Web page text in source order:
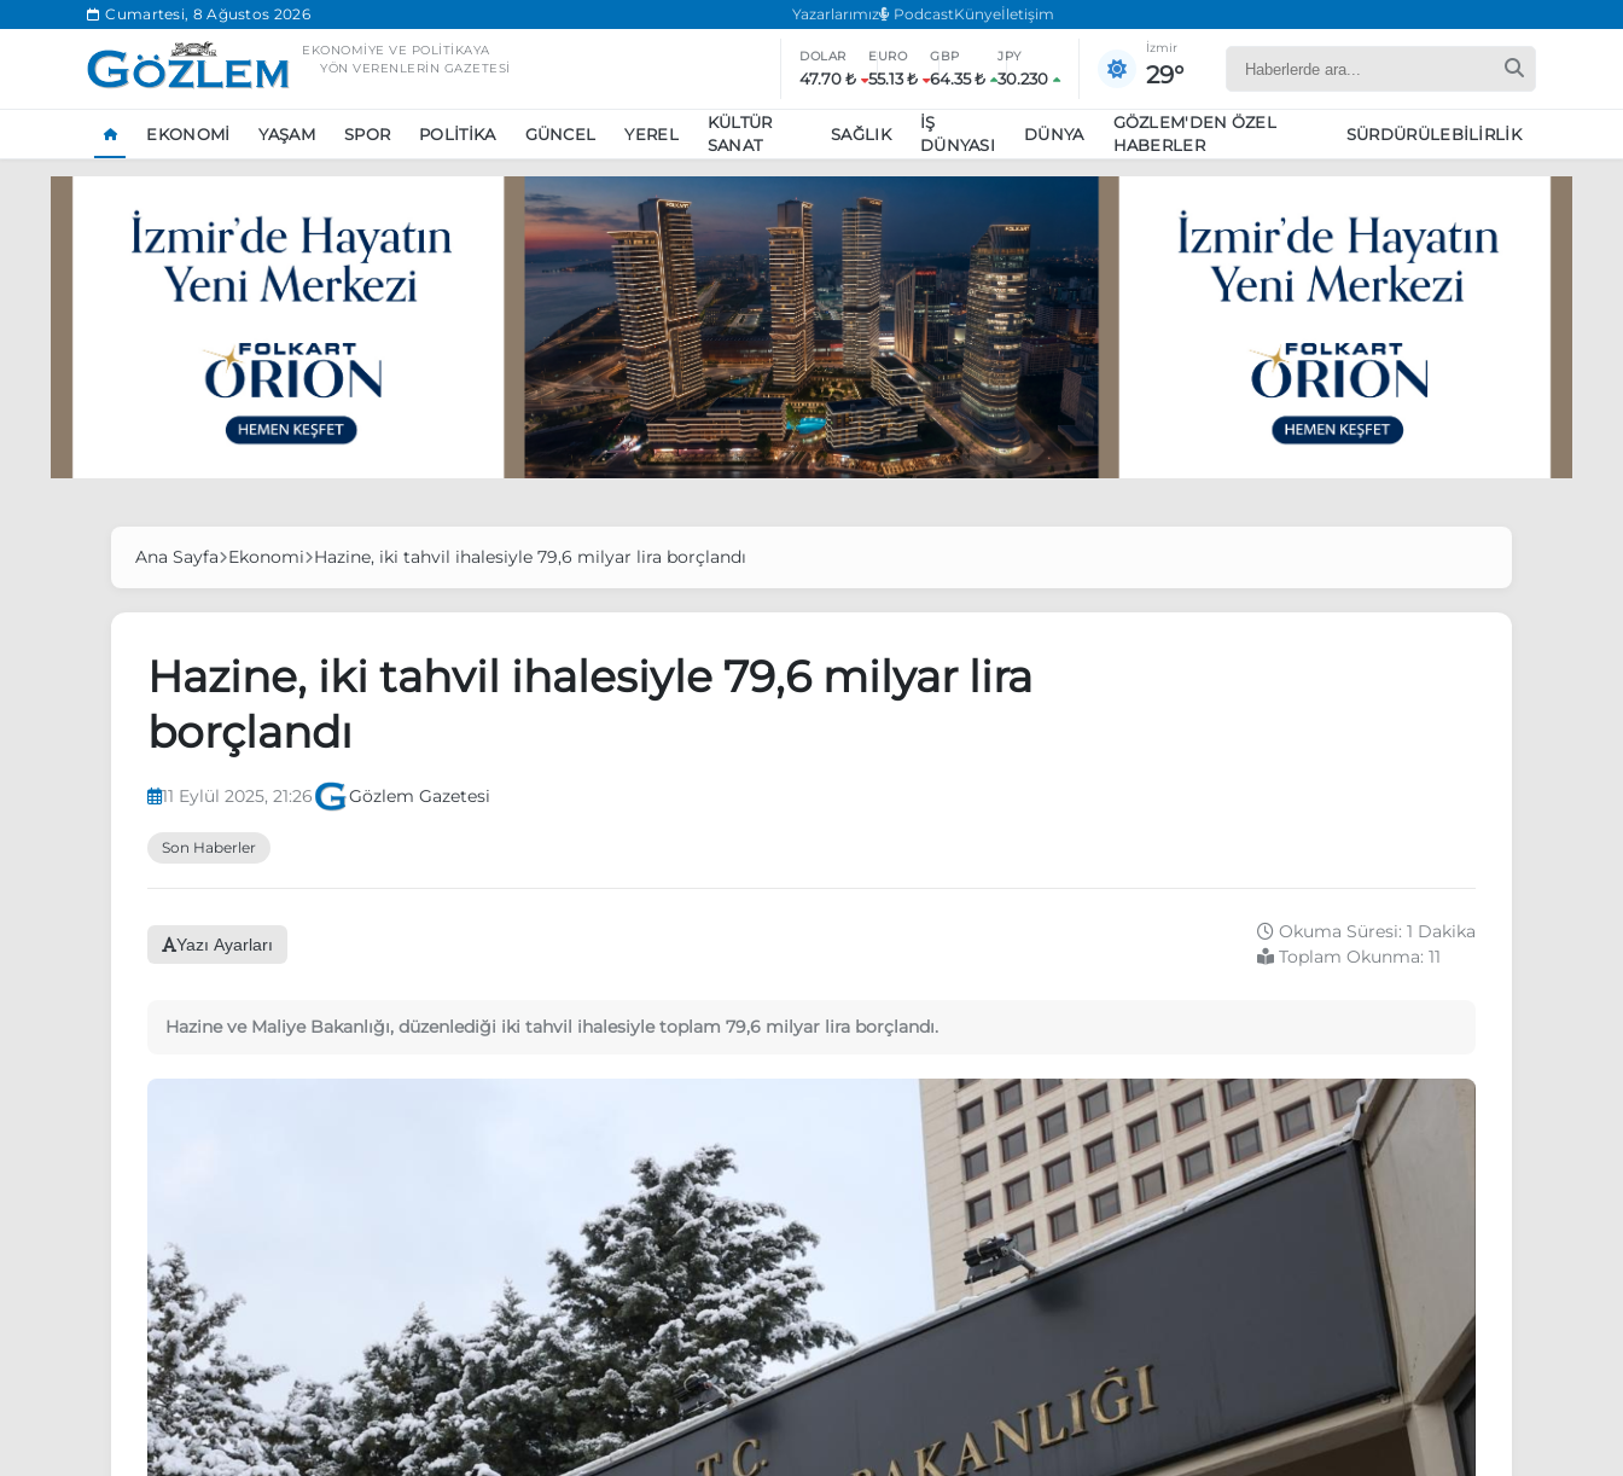
Cumartesi, 8 Ağustos 2026 Yazarlarımız PodcastKünyeİletişim
EKONOMIYE VE POLITIKAYA
YÖN VERENLERIN GAZETESI
DOLAR
47.70 ₺
EURO
55.13 ₺
GBP
64.35 ₺
JPY
30.230
İzmir
29°
EKONOMI YAŞAM SPOR POLITIKA GÜNCEL YEREL
KÜLTÜR
SANAT
SAĞLIK
İŞ
DÜNYASI
DÜNYA
GÖZLEM'DEN ÖZEL
HABERLER
SÜRDÜRÜLEBILIRLIK
Ankara’da eylem yasağı uzatıldı
Özgür Özel, Ekrem İmamoğlu’nu ziyaret edecek
Ünlü çift bir etkinliğe daha katılmama kararı aldı
Boykot
Ana Sayfa Ekonomi Hazine, iki tahvil ihalesiyle 79,6 milyar lira borçlandı
Hazine, iki tahvil ihalesiyle 79,6 milyar lira
borçlandı
11 Eylül 2025, 21:26 Gözlem Gazetesi
Son Haberler
Yazı Ayarları
Okuma Süresi: 1 Dakika
Toplam Okunma: 11
Hazine ve Maliye Bakanlığı, düzenlediği iki tahvil ihalesiyle toplam 79,6 milyar lira borçlandı.